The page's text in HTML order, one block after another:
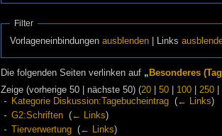
Filter
Vorlageneinbindungenausblenden | Links
Die folgenden Seiten verlinken auf „ Besonderes
Zeige (vorherige 50 | nächste 50) (20| 50| 100| 250|
Kategorie Diskussion:Tagebucheintrag‎ (← Links)
G2:Schriften‎ (← Links)
Tierverwertung‎ (← Links)